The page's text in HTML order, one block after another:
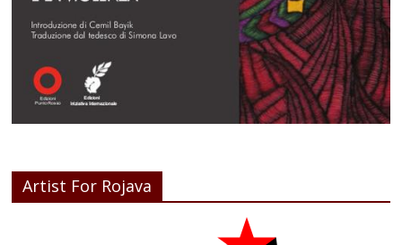
Artist For Rojava